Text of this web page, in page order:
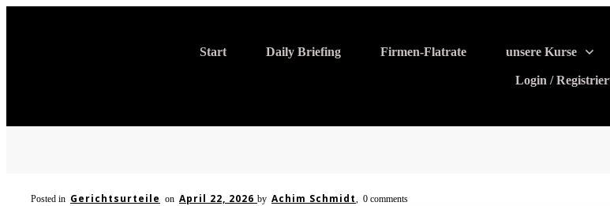
Start Daily Briefing Firmen-Flatrate unsere Kurse
Login /
Posted in Gerichtsurteile on April 22, 2026 by Achim Schmidt, 0 comments